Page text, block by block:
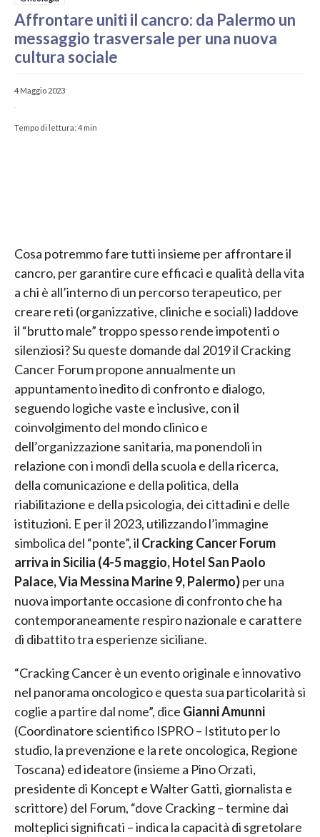
Affrontare uniti il cancro: da Palermo un
messaggio trasversale per una nuova
cultura sociale
4 Maggio 2023
-
Tempo di lettura: 4 min
Cosa potremmo fare tutti insieme per affrontare il
cancro, per garantire cure efficaci e qualità della vita
a chi è all’interno di un percorso terapeutico, per
creare reti (organizzative, cliniche e sociali) laddove
il “brutto male” troppo spesso rende impotenti o
silenziosi? Su queste domande dal 2019 il Cracking
Cancer Forum propone annualmente un
appuntamento inedito di confronto e dialogo,
seguendo logiche vaste e inclusive, con il
coinvolgimento del mondo clinico e
dell’organizzazione sanitaria, ma ponendoli in
relazione con i mondi della scuola e della ricerca,
della comunicazione e della politica, della
riabilitazione e della psicologia, dei cittadini e delle
istituzioni. E per il 2023, utilizzando l’immagine
simbolica del “ponte”, il Cracking Cancer Forum
arriva in Sicilia (4-5 maggio, Hotel San Paolo
Palace, Via Messina Marine 9, Palermo)per una
nuova importante occasione di confronto che ha
contemporaneamente respiro nazionale e carattere
di dibattito tra esperienze siciliane.
“Cracking Cancer è un evento originale e innovativo
nel panorama oncologico e questa sua particolarità si
coglie a partire dal nome”, dice Gianni Amunni
(Coordinatore scientifico ISPRO – Istituto per lo
studio, la prevenzione e la rete oncologica, Regione
Toscana) ed ideatore (insieme a Pino Orzati,
presidente di Koncept e Walter Gatti, giornalista e
scrittore) del Forum, “dove Cracking – termine dai
molteplici significati – indica la capacità di sgretolare